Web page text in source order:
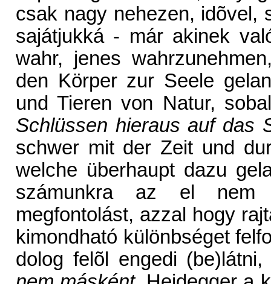
csak nagy nehezen, idõvel,
sajátjukká - már akinek
wahr, jenes
den Körper zur Seele
und Tieren von Natur,
Schlüssen hieraus auf das
schwer mit der Zeit und
welche überhaupt dazu
számunkra az el nem
megfontolást, azzal hogy
kimondható különbséget
dolog felõl engedi